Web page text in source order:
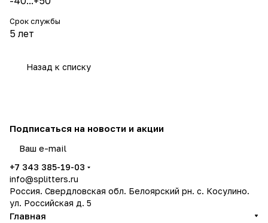
Срок службы
5 лет
Назад к списку
Подписаться на новости и акции
+7 343 385-19-03
info@splitters.ru
Россия. Свердловская обл. Белоярский рн. с. Косулино.
ул. Российская д. 5
Главная